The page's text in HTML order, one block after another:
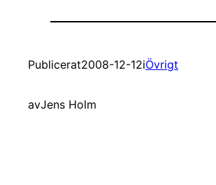
Publicerat2008-12-12iÖvrigt
avJens Holm